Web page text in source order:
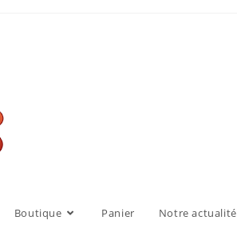
Boutique Panier Notre actualité